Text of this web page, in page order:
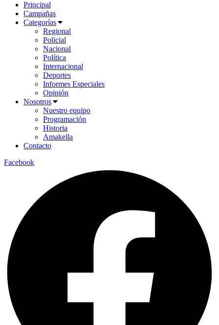
Principal
Campañas
Categorías
Regional
Policial
Nacional
Política
Internacional
Deportes
Informes Especiales
Opinión
Nosotros
Nuestro equipo
Programación
Historia
Amakella
Contacto
Facebook